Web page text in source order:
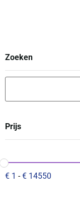
Zoeken
Prijs
€ 1 -€ 14550